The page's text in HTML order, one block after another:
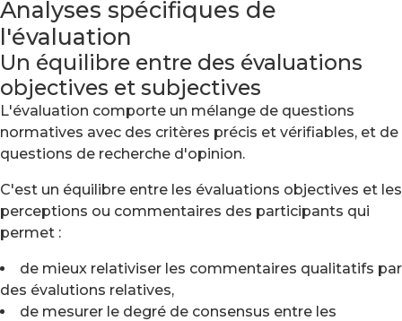
Analyses spécifiques de
l'évaluation
Un équilibre entre des évaluations
objectives et subjectives
L'évaluation comporte un mélange de questions
normatives avec des critères précis et vérifiables, et de
questions de recherche d'opinion.
C'est un équilibre entre les évaluations objectives et les
perceptions ou commentaires des participants qui
permet :
de mieux relativiser les commentaires qualitatifs par
des évalutions relatives,
de mesurer le degré de consensus entre les